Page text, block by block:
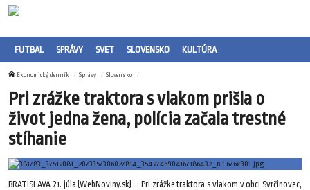
FUTBAL SPRÁVY SVET SLOVENSKO KULTÚRA
Ekonomický denník Správy Slovensko
Pri zrážke traktora s vlakom prišla o
život jedna žena, polícia začala trestné
stíhanie
BRATISLAVA 21. júla (WebNoviny.sk) – Pri zrážke traktora s vlakom v obci Svrčinovec,